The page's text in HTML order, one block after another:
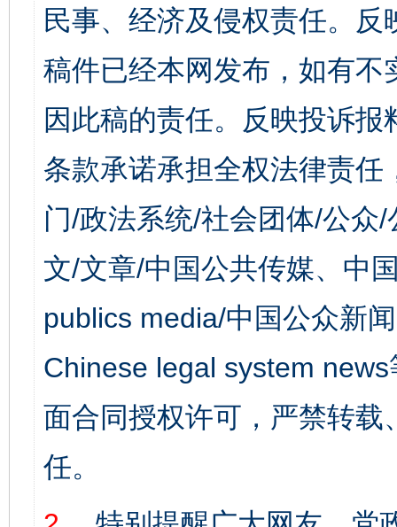
民事、经济及侵权责任。
稿件已经本网发布，如有
因此稿的责任。反映投诉
条款承诺承担全权法律责
门/政法系统/社会团体/公众
文/文章/中国公共传媒、中
publics media/中国公众新
Chinese legal system
面合同授权许可，严禁转
任。